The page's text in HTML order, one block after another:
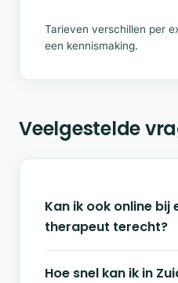
Tarieven verschillen per
een kennismaking.
Veelgestelde
Kan ik ook online bij
therapeut terecht?
Hoe snel kan ik in